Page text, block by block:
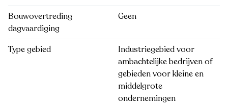
Bouwovertreding
dagvaardiging
Geen
Type gebied
Industriegebied voor
ambachtelijke bedrijven of
gebieden voor kleine en
middelgrote
ondernemingen